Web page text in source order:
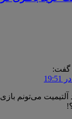
گفت: